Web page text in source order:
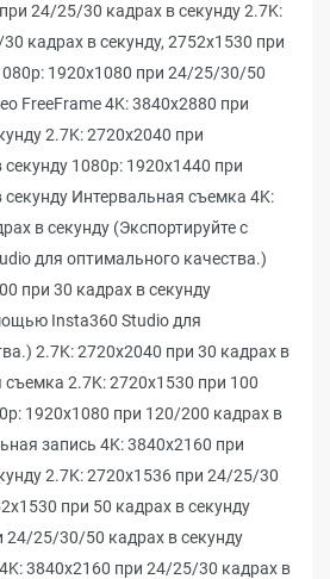
24/25/30 кадрах в секунду 2.7K:
кадрах в секунду, 2752x1530 при
1920x1080 при 24/25/30/50
FreeFrame 4K: 3840x2880 при
2.7K: 2720x2040 при
1080p: 1920x1440 при
Интервальная съемка 4K:
в секунду (Экспортируйте с
для оптимального качества.)
при 30 кадрах в секунду
Insta360 Studio для
2.7K: 2720x2040 при 30 кадрах в
съемка 2.7K: 2720x1530 при 100
1920x1080 при 120/200 кадрах в
запись 4K: 3840x2160 при
2.7K: 2720x1536 при 24/25/30
при 50 кадрах в секунду
24/25/30/50 кадрах в секунду
3840x2160 при 24/25/30 кадрах в